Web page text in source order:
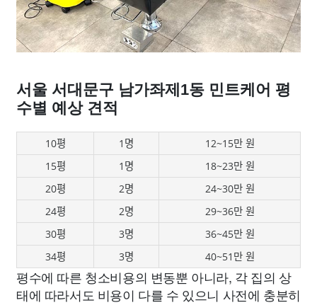
서울 서대문구 남가좌제1동 민트케어 평
수별 예상 견적
10평 1명
12~15만 원
15평
1명
18~23만 원
20평
2명
24~30만 원
24평
2명
29~36만 원
30평
3명
36~45만 원
34평
3명 40~51만 원
평수에 따른 청소비용의 변동뿐 아니라, 각 집의 상
태에 따라서도 비용이 다를 수 있으니 사전에 충분히